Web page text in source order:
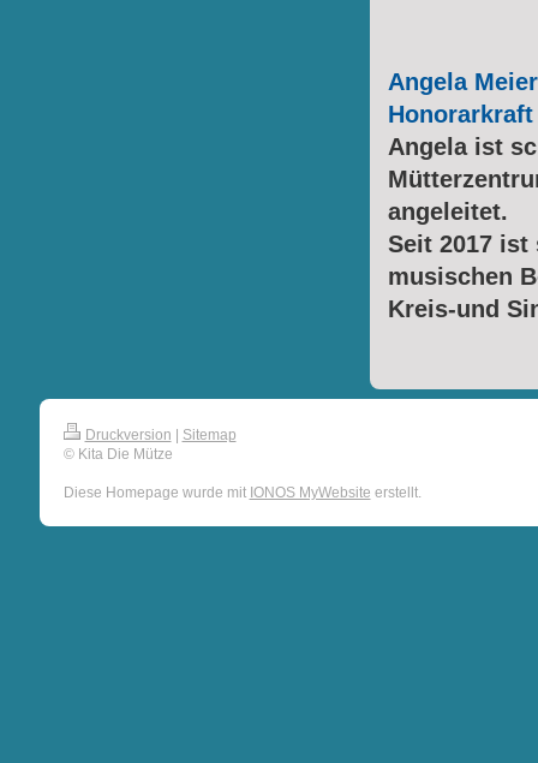
Angela Meier
Honorarkraft
Angela ist
angeleitet.
Seit 2017
musischen
Kreis-und
Druckversion | Sitemap
© Kita Die Mütze
Diese Homepage wurde mit IONOS MyWebsite erstellt.